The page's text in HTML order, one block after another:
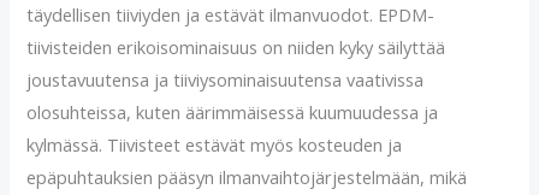
täydellisen tiiviyden ja estävät ilmanvuodot. EPDM-
tiivisteiden erikoisominaisuus on niiden kyky säilyttää
joustavuutensa ja tiiviysominaisuutensa vaativissa
olosuhteissa, kuten äärimmäisessä kuumuudessa ja
kylmässä. Tiivisteet estävät myös kosteuden ja
epäpuhtauksien pääsyn ilmanvaihtojärjestelmään, mikä